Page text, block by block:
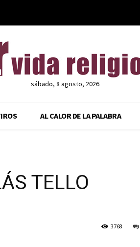
sábado, 8 agosto, 2026
AL CALOR DE LA PALABRA
TELLO
3768